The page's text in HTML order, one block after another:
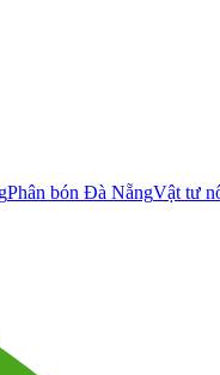
Phân bón Đà NẵngVật tư